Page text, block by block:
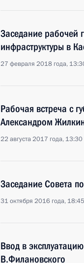
Заседание рабочей
инфраструктуры в
27 февраля 2018 года,
Рабочая встреча с
Александром
22 августа 2017 года, 13:30
Заседание Совета
31 октября 2016 года, 18:45
Ввод в
В.Филановского